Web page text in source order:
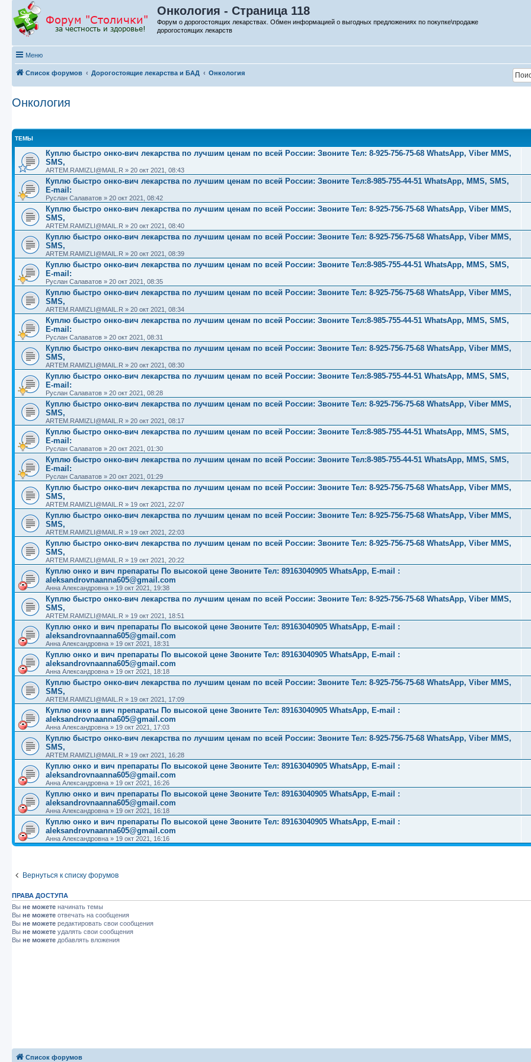
Онкология - Страница 118
Форум о дорогостоящих лекарствах. Обмен информацией о выгодных предложениях по покупке\продаже
дорогостоящих лекарств
Меню
Список форумов Дорогостоящие лекарства и БАД Онкология
Онкология
ТЕМЫ
Куплю быстро онко-вич лекарства по лучшим ценам по всей России: Звоните Тел:‪ 8-925-756-75-68 WhatsApp, Viber MMS,
SMS,
ARTEM.RAMIZLI@MAIL.R » 20 окт 2021, 08:43
Куплю быстро онко-вич лекарства по лучшим ценам по всей России: Звоните Тел:‪8-985-755-44-51 WhatsApp, MMS, SMS,
E-mail:
Руслан Салаватов » 20 окт 2021, 08:42
Куплю быстро онко-вич лекарства по лучшим ценам по всей России: Звоните Тел:‪ 8-925-756-75-68 WhatsApp, Viber MMS,
SMS,
ARTEM.RAMIZLI@MAIL.R » 20 окт 2021, 08:40
Куплю быстро онко-вич лекарства по лучшим ценам по всей России: Звоните Тел:‪ 8-925-756-75-68 WhatsApp, Viber MMS,
SMS,
ARTEM.RAMIZLI@MAIL.R » 20 окт 2021, 08:39
Куплю быстро онко-вич лекарства по лучшим ценам по всей России: Звоните Тел:‪8-985-755-44-51 WhatsApp, MMS, SMS,
E-mail:
Руслан Салаватов » 20 окт 2021, 08:35
Куплю быстро онко-вич лекарства по лучшим ценам по всей России: Звоните Тел:‪ 8-925-756-75-68 WhatsApp, Viber MMS,
SMS,
ARTEM.RAMIZLI@MAIL.R » 20 окт 2021, 08:34
Куплю быстро онко-вич лекарства по лучшим ценам по всей России: Звоните Тел:‪8-985-755-44-51 WhatsApp, MMS, SMS,
E-mail:
Руслан Салаватов » 20 окт 2021, 08:31
Куплю быстро онко-вич лекарства по лучшим ценам по всей России: Звоните Тел:‪ 8-925-756-75-68 WhatsApp, Viber MMS,
SMS,
ARTEM.RAMIZLI@MAIL.R » 20 окт 2021, 08:30
Куплю быстро онко-вич лекарства по лучшим ценам по всей России: Звоните Тел:‪8-985-755-44-51 WhatsApp, MMS, SMS,
E-mail:
Руслан Салаватов » 20 окт 2021, 08:28
Куплю быстро онко-вич лекарства по лучшим ценам по всей России: Звоните Тел:‪ 8-925-756-75-68 WhatsApp, Viber MMS,
SMS,
ARTEM.RAMIZLI@MAIL.R » 20 окт 2021, 08:17
Куплю быстро онко-вич лекарства по лучшим ценам по всей России: Звоните Тел:‪8-985-755-44-51 WhatsApp, MMS, SMS,
E-mail:
Руслан Салаватов » 20 окт 2021, 01:30
Куплю быстро онко-вич лекарства по лучшим ценам по всей России: Звоните Тел:‪8-985-755-44-51 WhatsApp, MMS, SMS,
E-mail:
Руслан Салаватов » 20 окт 2021, 01:29
Куплю быстро онко-вич лекарства по лучшим ценам по всей России: Звоните Тел:‪ 8-925-756-75-68 WhatsApp, Viber MMS,
SMS,
ARTEM.RAMIZLI@MAIL.R » 19 окт 2021, 22:07
Куплю быстро онко-вич лекарства по лучшим ценам по всей России: Звоните Тел:‪ 8-925-756-75-68 WhatsApp, Viber MMS,
SMS,
ARTEM.RAMIZLI@MAIL.R » 19 окт 2021, 22:03
Куплю быстро онко-вич лекарства по лучшим ценам по всей России: Звоните Тел:‪ 8-925-756-75-68 WhatsApp, Viber MMS,
SMS,
ARTEM.RAMIZLI@MAIL.R » 19 окт 2021, 20:22
Куплю онко и вич препараты По высокой цене Звоните Тел: 89163040905 WhatsApp, E-mail :
aleksandrovnaanna605@gmail.com
Анна Александровна » 19 окт 2021, 19:38
Куплю быстро онко-вич лекарства по лучшим ценам по всей России: Звоните Тел:‪ 8-925-756-75-68 WhatsApp, Viber MMS,
SMS,
ARTEM.RAMIZLI@MAIL.R » 19 окт 2021, 18:51
Куплю онко и вич препараты По высокой цене Звоните Тел: 89163040905 WhatsApp, E-mail :
aleksandrovnaanna605@gmail.com
Анна Александровна » 19 окт 2021, 18:31
Куплю онко и вич препараты По высокой цене Звоните Тел: 89163040905 WhatsApp, E-mail :
aleksandrovnaanna605@gmail.com
Анна Александровна » 19 окт 2021, 18:18
Куплю быстро онко-вич лекарства по лучшим ценам по всей России: Звоните Тел:‪ 8-925-756-75-68 WhatsApp, Viber MMS,
SMS,
ARTEM.RAMIZLI@MAIL.R » 19 окт 2021, 17:09
Куплю онко и вич препараты По высокой цене Звоните Тел: 89163040905 WhatsApp, E-mail :
aleksandrovnaanna605@gmail.com
Анна Александровна » 19 окт 2021, 17:03
Куплю быстро онко-вич лекарства по лучшим ценам по всей России: Звоните Тел:‪ 8-925-756-75-68 WhatsApp, Viber MMS,
SMS,
ARTEM.RAMIZLI@MAIL.R » 19 окт 2021, 16:28
Куплю онко и вич препараты По высокой цене Звоните Тел: 89163040905 WhatsApp, E-mail :
aleksandrovnaanna605@gmail.com
Анна Александровна » 19 окт 2021, 16:26
Куплю онко и вич препараты По высокой цене Звоните Тел: 89163040905 WhatsApp, E-mail :
aleksandrovnaanna605@gmail.com
Анна Александровна » 19 окт 2021, 16:18
Куплю онко и вич препараты По высокой цене Звоните Тел: 89163040905 WhatsApp, E-mail :
aleksandrovnaanna605@gmail.com
Анна Александровна » 19 окт 2021, 16:16
Вернуться к списку форумов
ПРАВА ДОСТУПА
Вы не можете начинать темы
Вы не можете отвечать на сообщения
Вы не можете редактировать свои сообщения
Вы не можете удалять свои сообщения
Вы не можете добавлять вложения
Список форумов